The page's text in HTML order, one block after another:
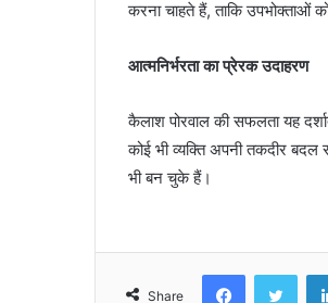
करना चाहते हैं, ताकि उपभोक्ताओं
आत्मनिर्भरता का प्रेरक उदाहरण
कैलाश पोरवाल की सफलता यह
कोई भी व्यक्ति अपनी तकदीर
भी बन चुके हैं।
Share
Facebook